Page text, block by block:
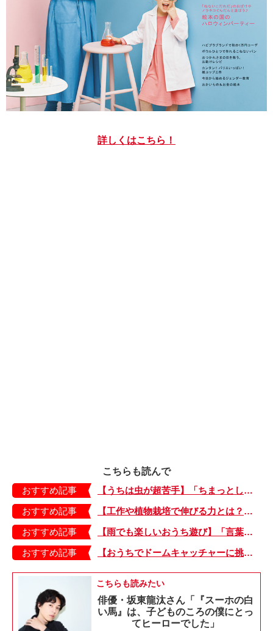
詳しくはこちら！
こちらも読んで
おすすめ記事
【うちは虫が超苦手】「ちまっとした虫にも大騒ぎ！」「可愛い系の虫……でも逃げる！」教えて！ みんなの虫ギライエピソード
おすすめ記事
【工作や植物栽培で伸びる力とは？】「非認知能力」を養う、おうちで楽しむ創作あそび・おうちあそび図鑑5
おすすめ記事
【雨でも楽しいおうち遊び】「言葉あそび」で伸ばす表現力や想像力・おうちあそび図鑑4
おすすめ記事
【おうちでドームキャッチャーに挑戦だ】アンパンマン わくわくドームキャッチャー
こちらも読みたい
俳優・坂東龍汰さん「『スーホの白
い馬』は、子どものころの僕にとっ
てヒーローでした」